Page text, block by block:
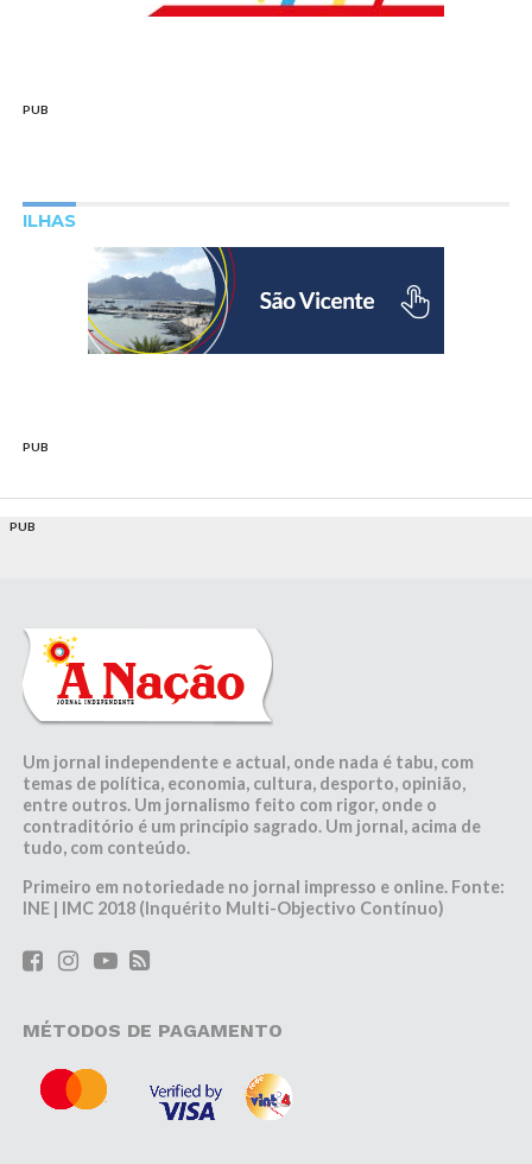
PUB
ILHAS
PUB
PUB
Um jornal independente e actual, onde nada é tabu, com
temas de política, economia, cultura, desporto, opinião,
entre outros. Um jornalismo feito com rigor, onde o
contraditório é um princípio sagrado. Um jornal, acima de
tudo, com conteúdo.
Primeiro em notoriedade no jornal impresso e online. Fonte:
INE | IMC 2018 (Inquérito Multi-Objectivo Contínuo)
MÉTODOS DE PAGAMENTO